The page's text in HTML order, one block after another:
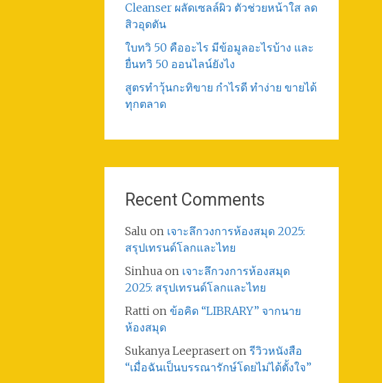
Cleanser ผลัดเซลล์ผิว ตัวช่วยหน้าใส ลด
สิวอุดตัน
ใบทวิ 50 คืออะไร มีข้อมูลอะไรบ้าง และ
ยื่นทวิ 50 ออนไลน์ยังไง
สูตรทําวุ้นกะทิขาย กำไรดี ทำง่าย ขายได้
ทุกตลาด
Recent Comments
Salu on เจาะลึกวงการห้องสมุด 2025:
สรุปเทรนด์โลกและไทย
Sinhuaon เจาะลึกวงการห้องสมุด
2025: สรุปเทรนด์โลกและไทย
Rattion ข้อคิด “LIBRARY” จากนาย
ห้องสมุด
Sukanya Leepraserton รีวิวหนังสือ
“เมื่อฉันเป็นบรรณารักษ์โดยไม่ได้ตั้งใจ”